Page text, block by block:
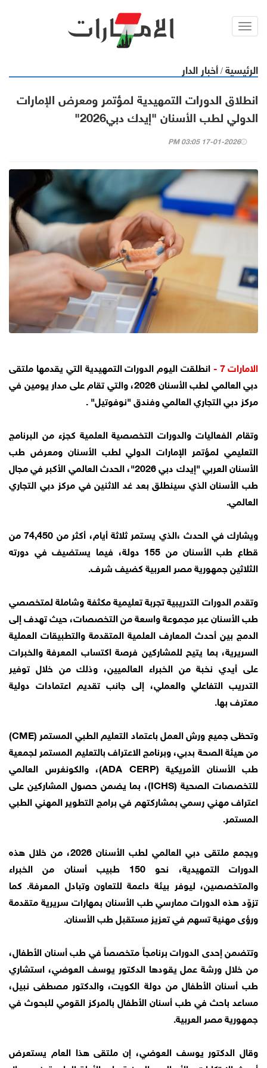
Toggl
الرئيسية / أخبار الدار
انطلاق الدورات التمهيدية لمؤتمر ومعرض الإمارات
الدولي لطب الأسنان "إيدك دبي2026"
17-01-2026 03:05 PM
الامارات 7 -
انطلقت اليوم الدورات التمهيدية التي يقدمها ملتقى
دبي العالمي لطب الأسنان 2026، والتي تقام على مدار يومين في
مركز دبي التجاري العالمي وفندق "نوفوتيل" .
وتقام الفعاليات والدورات التخصصية العلمية كجزء من البرنامج
التعليمي لمؤتمر الإمارات الدولي لطب الأسنان ومعرض طب
الأسنان العربي "إيدك دبي 2026"، الحدث العالمي الأكبر في مجال
طب الأسنان الذي سينطلق بعد غد الاثنين في مركز دبي التجاري
العالمي.
ويشارك في الحدث ،الذي يستمر ثلاثة أيام، أكثر من 74,450 من
قطاع طب الأسنان من 155 دولة، فيما يستضيف في دورته
الثلاثين جمهورية مصر العربية كضيف شرف.
وتقدم الدورات التدريبية تجربة تعليمية مكثفة وشاملة لمتخصصي
طب الأسنان عبر مجموعة واسعة من التخصصات، حيث تهدف إلى
الدمج بين أحدث المعارف العلمية المتقدمة والتطبيقات العملية
السريرية، بما يتيح للمشاركين فرصة اكتساب المعرفة والخبرات
على أيدي نخبة من الخبراء العالميين، وذلك من خلال توفير
التدريب التفاعلي والعملي، إلى جانب تقديم اعتمادات دولية
معترف بها.
وتحظى جميع ورش العمل باعتماد التعليم الطبي المستمر (CME)
من هيئة الصحة بدبي، وبرنامج الاعتراف بالتعليم المستمر لجمعية
طب الأسنان الأمريكية (ADA CERP)، والكونغرس العالمي
للتخصصات الصحية (ICHS)، بما يضمن حصول المشاركين على
اعتراف مهني رسمي بمشاركتهم في برامج التطوير المهني الطبي
المستمر.
ويجمع ملتقى دبي العالمي لطب الأسنان 2026، من خلال هذه
الدورات التمهيدية، نحو 150 طبيب أسنان من الخبراء
والمتخصصين، ليوفر بيئة داعمة للتعاون وتبادل المعرفة. كما
تزوّد هذه الدورات ممارسي طب الأسنان بمهارات سريرية متقدمة
ورؤى مهنية تسهم في تعزيز مستقبل طب الأسنان.
وتتضمن إحدى الدورات برنامجاً متخصصاً في طب أسنان الأطفال،
من خلال ورشة عمل يقودها الدكتور يوسف العوضي، استشاري
طب أسنان الأطفال من دولة الكويت، والدكتور مصطفى نبيل،
مساعد باحث في طب أسنان الأطفال بالمركز القومي للبحوث في
جمهورية مصر العربية.
وقال الدكتور يوسف العوضي، إن ملتقى هذا العام يستعرض